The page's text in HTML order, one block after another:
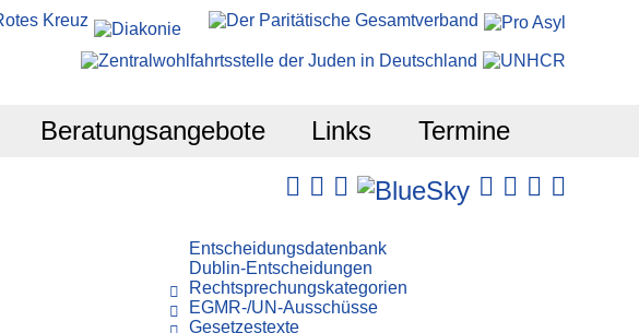
Beratungsangebote Links Termine
Entscheidungsdatenbank
Dublin-Entscheidungen
Rechtsprechungskategorien
EGMR-/UN-Ausschüsse
Gesetzestexte